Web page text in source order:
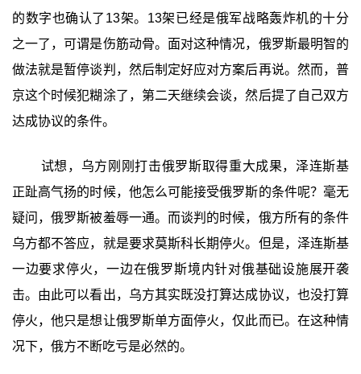
的数字也确认了13架。13架已经是俄军战略轰炸机的十分
之一了，可谓是伤筋动骨。面对这种情况，俄罗斯最明智的
做法就是暂停谈判，然后制定好应对方案后再说。然而，普
京这个时候犯糊涂了，第二天继续会谈，然后提了自己双方
达成协议的条件。
试想，乌方刚刚打击俄罗斯取得重大成果，泽连斯基
正趾高气扬的时候，他怎么可能接受俄罗斯的条件呢？毫无
疑问，俄罗斯被羞辱一通。而谈判的时候，俄方所有的条件
乌方都不答应，就是要求莫斯科长期停火。但是，泽连斯基
一边要求停火，一边在俄罗斯境内针对俄基础设施展开袭
击。由此可以看出，乌方其实既没打算达成协议，也没打算
停火，他只是想让俄罗斯单方面停火，仅此而已。在这种情
况下，俄方不断吃亏是必然的。